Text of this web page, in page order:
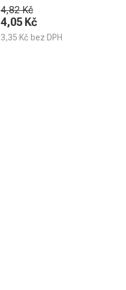
4,82 Kč
4,05 Kč
3,35 Kč bez DPH